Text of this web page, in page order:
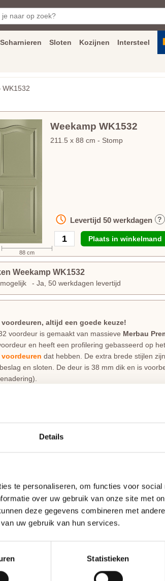
Details
te personaliseren, om functies voor social
over uw gebruik van onze site met
deze gegevens combineren met
uw gebruik van hun services.
Statistieken
Scharnieren Sloten Kozijnen Intersteel
Weekamp WK1532
211.5 x 88 cm - Stomp
Plaats in winkelmand
Levertijd 50werkdagen ?
88 cm
Weekamp WK1532
- Ja, 50 werkdagen levertijd
voordeuren, altijd een goede keuze!
voordeur is gemaakt van massieve Merbau
en heeft een profilering gebasseerd op
voordeuren dat hebben. De extra brede stijlen
en sloten. De deur is 38 mm dik en is
is mogelijk als de gewenste afmeting meer afwijkt
van deuren op maat. De prijs en keuze voor
afmetingen. De levertijd voor maatwerkdeuren
kan Weekamp een
op standaard
De hoogte van een slotgat of 3-puntsluiting
zit altijd op een hoogte van 105 cm gemeten
van de deur is van belang. Maak je keuze uit het
3-puntsluiting (voordeur)
in de deur wordt beschermd met grondverf en